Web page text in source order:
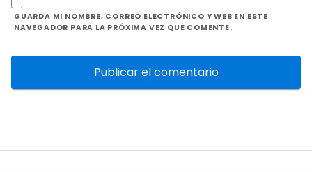
GUARDA MI NOMBRE, CORREO ELECTRÓNICO Y WEB EN ESTE
NAVEGADOR PARA LA PRÓXIMA VEZ QUE COMENTE.